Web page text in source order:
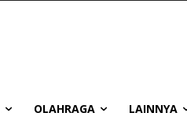
OLAHRAGA LAINNYA